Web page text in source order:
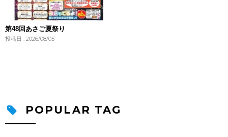
第48回あさご夏祭り
投稿日 : 2026/08/05
POPULAR TAG